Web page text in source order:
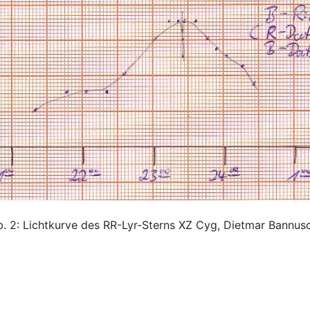
2: Lichtkurve des RR-Lyr-Sterns XZ Cyg, Dietmar